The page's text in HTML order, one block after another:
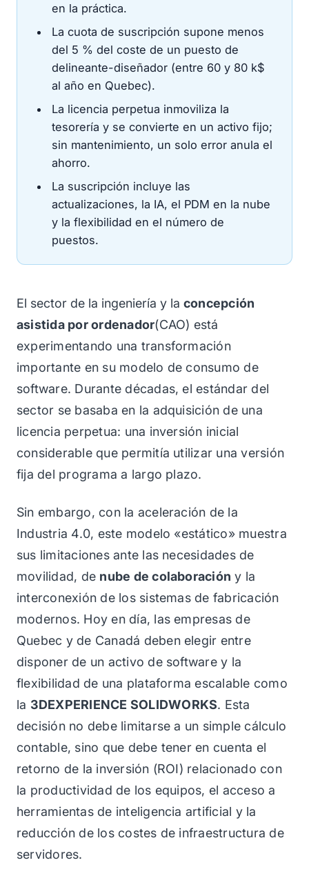
en la práctica.
La cuota de suscripción supone menos
del 5 % del coste de un puesto de
delineante-diseñador (entre 60 y 80 k$
al año en Quebec).
La licencia perpetua inmoviliza la
tesorería y se convierte en un activo fijo;
sin mantenimiento, un solo error anula el
ahorro.
La suscripción incluye las
actualizaciones, la IA, el PDM en la nube
y la flexibilidad en el número de
puestos.
El sector de la ingeniería y la concepción
asistida por ordenador(CAO) está
experimentando una transformación
importante en su modelo de consumo de
software. Durante décadas, el estándar del
sector se basaba en la adquisición de una
licencia perpetua: una inversión inicial
considerable que permitía utilizar una versión
fija del programa a largo plazo.
Sin embargo, con la aceleración de la
Industria 4.0, este modelo «estático» muestra
sus limitaciones ante las necesidades de
movilidad, de nube de colaboración y la
interconexión de los sistemas de fabricación
modernos. Hoy en día, las empresas de
Quebec y de Canadá deben elegir entre
disponer de un activo de software y la
flexibilidad de una plataforma escalable como
la 3DEXPERIENCE SOLIDWORKS. Esta
decisión no debe limitarse a un simple cálculo
contable, sino que debe tener en cuenta el
retorno de la inversión (ROI) relacionado con
la productividad de los equipos, el acceso a
herramientas de inteligencia artificial y la
reducción de los costes de infraestructura de
servidores.